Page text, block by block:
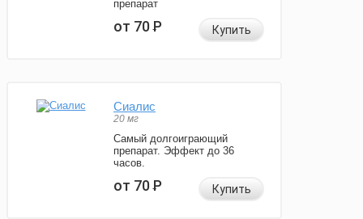
препарат
от 70Р Купить
Сиалис
20 мг
Самый долгоиграющий
препарат. Эффект до 36
часов.
от 70Р Купить